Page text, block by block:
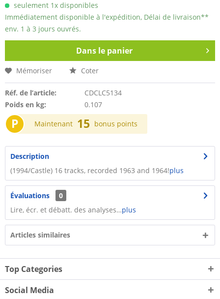
seulement 1x disponibles
Immédiatement disponible à l'expédition, Délai de livraison**
env. 1 à 3 jours ouvrés.
Dans le panier
Mémoriser Coter
Réf. de l’article:
CDCLC5134
Poids en kg:
0.107
P Maintenant 15 bonus points
Description
(1994/Castle) 16 tracks, recorded 1963 and 1964!plus
Évaluations
0
Lire, écr. et débatt. des analyses…plus
Articles similaires
Top Categories
Social Media